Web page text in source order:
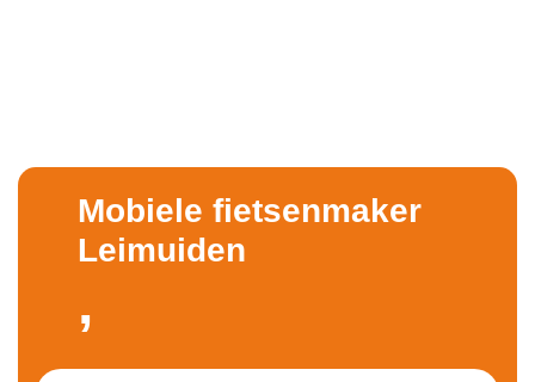
Mobiele fietsenmaker
Leimuiden
,